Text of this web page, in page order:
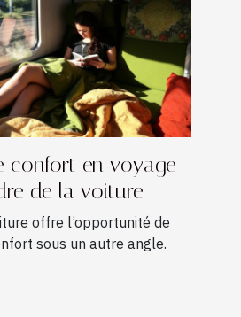
confort en voyage
de la voiture
offre l’opportunité de
sous un autre angle.